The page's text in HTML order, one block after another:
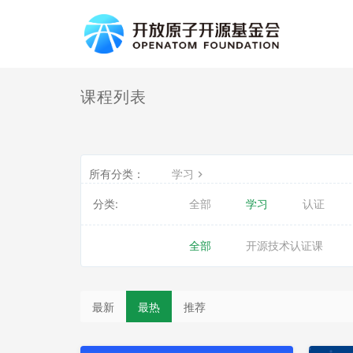
课程列表
所有分类： 学习
分类: 全部 学习 认证
全部 开源技术认证课
最新 最热 推荐